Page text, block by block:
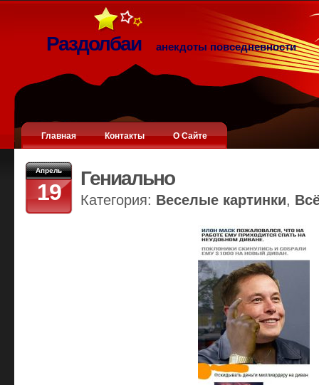
Раздолбаи анекдоты повседневности
Главная Контакты О Сайте
Апрель
19
Гениально
Категория: Веселые картинки,